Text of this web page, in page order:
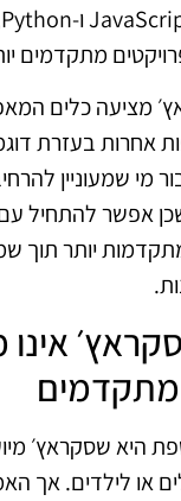
מתקדמים
מציעה כלים
אחרות בעזרת
מי שמעוניין
אפשר להתחיל עם
יותר תוך
13: סקראץ׳
היא שסקראץ׳
או לילדים. אך